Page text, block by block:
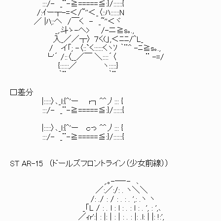
:::/- _¨-≧=====≦:}/::::::{
/:ｲー┬-=＜/~''＜_〈::ﾊ::::::N
／ |ﾊ;:へ /￣く - _~''＜ヾ
_,.斗ゝ-へ> /-ニ≧s｡.,
入_／／┬〉 ７く(」,＜ﾆﾆ/^L_
/ イ「; -〈::`く::::::くヽｿ ｀¨^ -ﾆ≧s｡.,
└'´ /::〈__／￣ ＼::::´〈 ¨ -=/
{::::::／ ヽ:::::}
口差分
|:::::〉､_l:{^'ー r┐^^丿::: {
:::/- _¨-≧=====≦:}/::::::{
|:::::〉､_l:{^'ー ｃっ ^^丿::: {
:::/- _¨-≧=====≦:}/::::::{
ST AR-15 （ドールズフロントライン（少女前線））
,.｡-─‐- ､
／:／:/: . ヽ＼＼
/: ./ : / : . : . ',: .ヽ ヽ
_「L / : . l : l : . : l : . ', : ',､
／ｨr':| : |: | : | : . : |: .l: | |: !:',